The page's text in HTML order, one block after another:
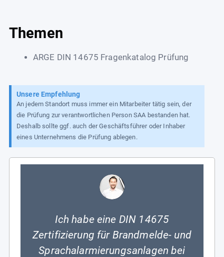
Themen
ARGE DIN 14675 Fragenkatalog Prüfung
Unsere Empfehlung
An jedem Standort muss immer ein Mitarbeiter tätig sein, der
die Prüfung zur verantwortlichen Person SAA bestanden hat.
Deshalb sollte ggf. auch der Geschäftsführer oder Inhaber
eines Unternehmens die Prüfung ablegen.
Ich habe eine DIN 14675
Zertifizierung für Brandmelde- und
Sprachalarmierungsanlagen bei